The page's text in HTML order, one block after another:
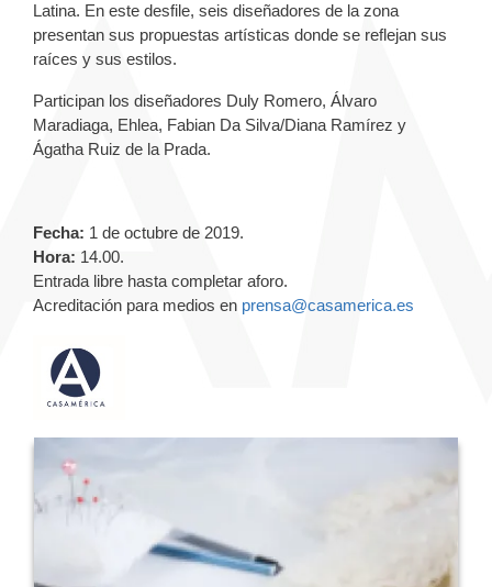
Latina. En este desfile, seis diseñadores de la zona
presentan sus propuestas artísticas donde se reflejan sus
raíces y sus estilos.
Participan los diseñadores Duly Romero, Álvaro
Maradiaga, Ehlea, Fabian Da Silva/Diana Ramírez y
Ágatha Ruiz de la Prada.
Fecha: 1 de octubre de 2019.
Hora: 14.00.
Entrada libre hasta completar aforo.
Acreditación para medios en prensa@casamerica.es